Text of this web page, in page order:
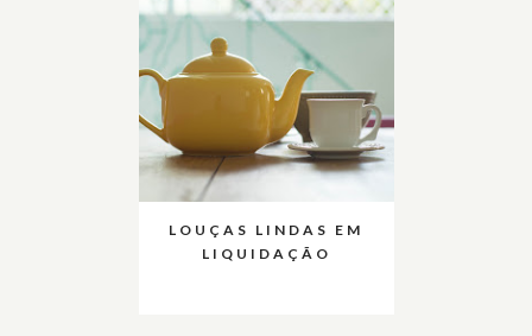
LOUÇAS LINDAS EM
LIQUIDAÇÃO